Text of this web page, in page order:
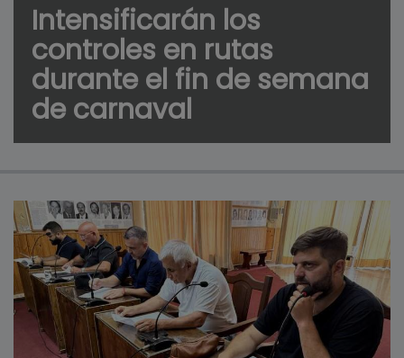
Intensificarán los
controles en rutas
durante el fin de semana
de carnaval